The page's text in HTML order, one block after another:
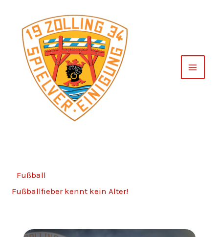
springen
Fußball
Fußballfieber kennt kein Alter!